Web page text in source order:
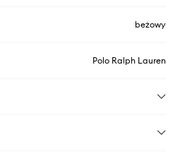
beżowy
Polo Ralph Lauren